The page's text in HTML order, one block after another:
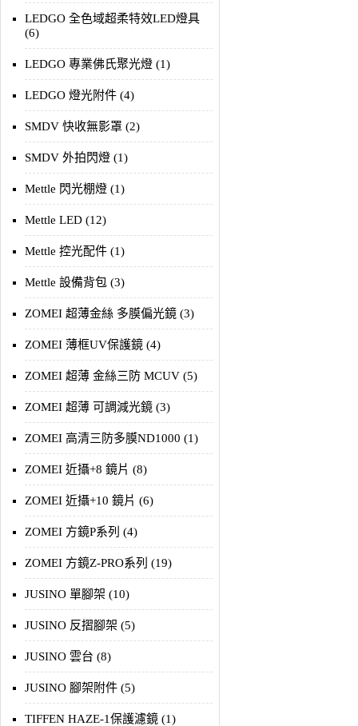
LEDGO 全色域超柔特效LED燈具
(6)
LEDGO 專業佛氏聚光燈 (1)
LEDGO 燈光附件 (4)
SMDV 快收無影罩 (2)
SMDV 外拍閃燈 (1)
Mettle 閃光棚燈 (1)
Mettle LED (12)
Mettle 控光配件 (1)
Mettle 設備背包 (3)
ZOMEI 超薄金絲 多膜偏光鏡 (3)
ZOMEI 薄框UV保護鏡 (4)
ZOMEI 超薄 金絲三防 MCUV (5)
ZOMEI 超薄 可調減光鏡 (3)
ZOMEI 高清三防多膜ND1000 (1)
ZOMEI 近攝+8 鏡片 (8)
ZOMEI 近攝+10 鏡片 (6)
ZOMEI 方鏡P系列 (4)
ZOMEI 方鏡Z-PRO系列 (19)
JUSINO 單腳架 (10)
JUSINO 反摺腳架 (5)
JUSINO 雲台 (8)
JUSINO 腳架附件 (5)
TIFFEN HAZE-1保護濾鏡 (1)